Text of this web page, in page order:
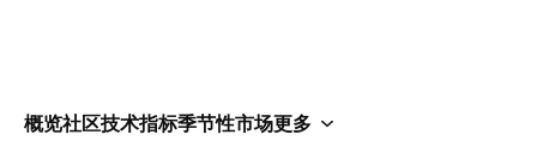
概览社区技术指标季节性市场更多